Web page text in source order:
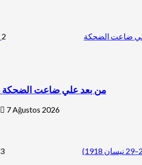
ضاعت الضحكة 2
من بعد علي ضاعت الضحكة
7 Ağustos 2026
3